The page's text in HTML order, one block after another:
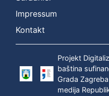
Impressum
Kontakt
Projekt
baština
Grada
medija